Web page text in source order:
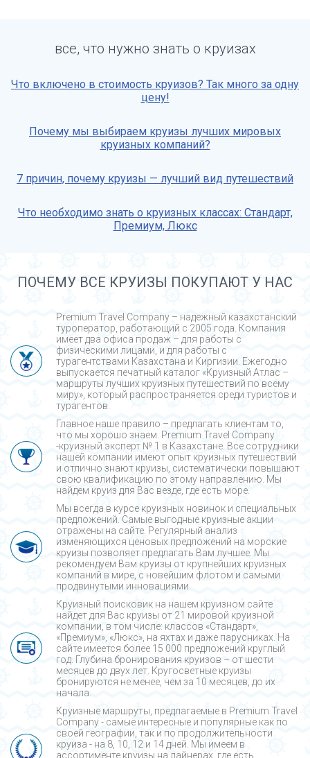
все, что нужно знать о круизах
Что включено в стоимость круизов? Так много за одну
цену!
Почему мы выбираем круизы лучших мировых
круизных компаний?
7 причин, почему круизы — лучший вид путешествий
Что необходимо знать о круизных классах: Стандарт,
Премиум, Люкс
ПОЧЕМУ ВСЕ КРУИЗЫ ПОКУПАЮТ У НАС
Premium Travel Company – надежный казахстанский
туроператор, работающий с 2005 года. Компания
имеет два офиса продаж – для работы с
физическими лицами, и для работы с
турагентствами Казахстана и Киргизии. Ежегодно
выпускается печатный каталог «Круизный Атлас –
маршруты лучших круизных путешествий по всему
миру», который распространяется среди туристов и
турагентов.
Главное наше правило – предлагать клиентам то,
что мы хорошо знаем. Premium Travel Company
-круизный эксперт № 1 в Казахстане. Все сотрудники
нашей компании имеют опыт круизных путешествий
и отлично знают круизы, систематически повышают
свою квалификацию по этому направлению. Мы
найдем круиз для Вас везде, где есть море.
Мы всегда в курсе круизных новинок и специальных
предложений. Самые выгодные круизные акции
отражены на сайте. Регулярный анализ
изменяющихся ценовых предложений на морские
круизы позволяет предлагать Вам лучшее. Мы
рекомендуем Вам круизы от крупнейших круизных
компаний в мире, с новейшим флотом и самыми
продвинутыми инновациями.
Круизный поисковик на нашем круизном сайте
найдет для Вас круизы от 21 мировой круизной
компании, в том числе: классов «Стандарт»,
«Премиум», «Люкс», на яхтах и даже парусниках. На
сайте имеется более 15 000 предложений круглый
год. Глубина бронирования круизов – от шести
месяцев до двух лет. Кругосветные круизы
бронируются не менее, чем за 10 месяцев, до их
начала.
Круизные маршруты, предлагаемые в Premium Travel
Company - cамые интересные и популярные как по
своей географии, так и по продолжительности
круиза - на 8, 10, 12 и 14 дней. Мы имеем в
ассортименте круизы на лайнерах, где есть